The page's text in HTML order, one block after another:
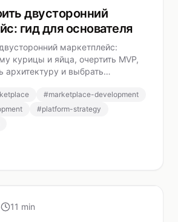
двусторонний
гид для основателя
маркетплейс:
курицы и яйца, очертить MVP,
архитектуру и выбрать
#marketplace-development
#platform-strategy
11 min